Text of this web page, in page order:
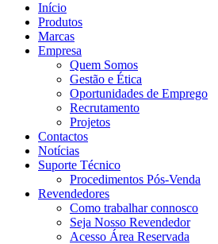
Início
Produtos
Marcas
Empresa
Quem Somos
Gestão e Ética
Oportunidades de Emprego
Recrutamento
Projetos
Contactos
Notícias
Suporte Técnico
Procedimentos Pós-Venda
Revendedores
Como trabalhar connosco
Seja Nosso Revendedor
Acesso Área Reservada